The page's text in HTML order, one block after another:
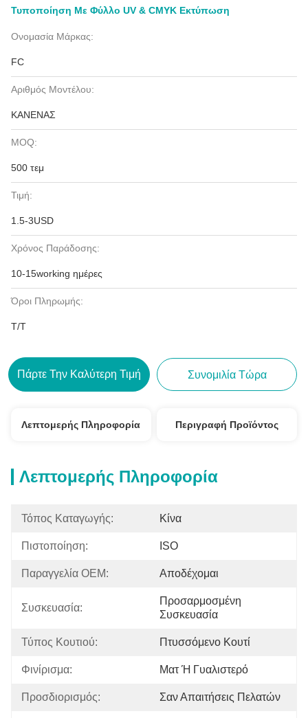
Τυποποίηση Με Φύλλο UV & CMYK Εκτύπωση
Ονομασία Μάρκας:
FC
Αριθμός Μοντέλου:
ΚΑΝΕΝΑΣ
MOQ:
500 τεμ
Τιμή:
1.5-3USD
Χρόνος Παράδοσης:
10-15working ημέρες
Όροι Πληρωμής:
T/T
Πάρτε Την Καλύτερη Τιμή Συνομιλία Τώρα
Λεπτομερής Πληροφορία Περιγραφή Προϊόντος
Λεπτομερής Πληροφορία
Τόπος Καταγωγής: Κίνα
Πιστοποίηση: ISO
Παραγγελία OEM: Αποδέχομαι
Συσκευασία:
Προσαρμοσμένη
Συσκευασία
Τύπος Κουτιού: Πτυσσόμενο Κουτί
Φινίρισμα: Ματ Ή Γυαλιστερό
Προσδιορισμός: Σαν Απαιτήσεις Πελατών